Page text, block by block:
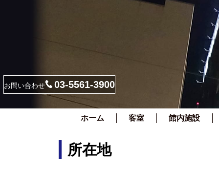
お問い合わせ 03-5561-3900
ホーム 客室 館内施設
所在地